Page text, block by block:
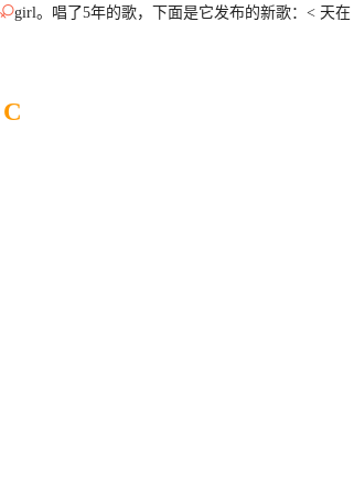
girl。唱了5年的歌，下面是它发布的新歌：< 天在
C